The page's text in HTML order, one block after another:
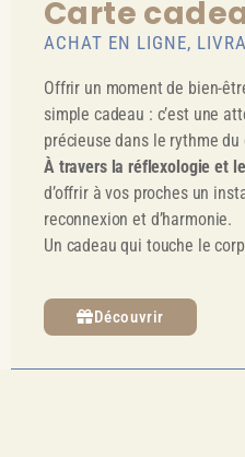
Carte
ACHAT EN LIGNE,
Offrir un moment de bien-
simple cadeau : c’est une
précieuse dans le rythme du
À travers la réflexologie et
d’offrir à vos proches un
reconnexion et d’harmonie.
Un cadeau qui touche le
Découvrir